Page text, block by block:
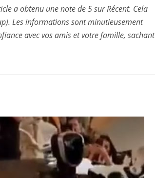
a obtenu une note de 5 sur Récent. Cela
Les informations sont minutieusement
avec vos amis et votre famille, sachant